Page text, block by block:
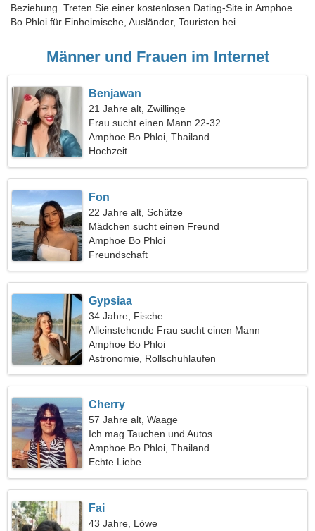
Beziehung. Treten Sie einer kostenlosen Dating-Site in Amphoe
Bo Phloi für Einheimische, Ausländer, Touristen bei.
Männer und Frauen im Internet
Benjawan
21 Jahre alt, Zwillinge
Frau sucht einen Mann 22-32
Amphoe Bo Phloi, Thailand
Hochzeit
Fon
22 Jahre alt, Schütze
Mädchen sucht einen Freund
Amphoe Bo Phloi
Freundschaft
Gypsiaa
34 Jahre, Fische
Alleinstehende Frau sucht einen Mann
Amphoe Bo Phloi
Astronomie, Rollschuhlaufen
Cherry
57 Jahre alt, Waage
Ich mag Tauchen und Autos
Amphoe Bo Phloi, Thailand
Echte Liebe
Fai
43 Jahre, Löwe